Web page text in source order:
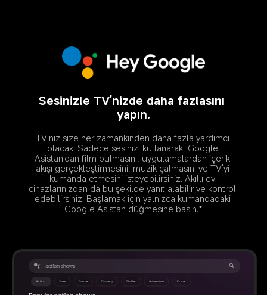
Sesinizle TV'nizde daha fazlasını
yapın.
TV'niz size her zamankinden daha fazla yardımcı
olacak. Sadece sesinizi kullanarak, Google
Asistan'dan film bulmasını, uygulamalardan içerik
akışı gerçekleştirmesini, müzik çalmasını ve TV'yi
kumanda etmesini isteyebilirsiniz. Akıllı ev
cihazlarınızdan da bu şekilde yanıt alabilir ve kontrol
edebilirsiniz. Başlamak için yalnızca kumandadaki
Google Asistan düğmesine basın.*